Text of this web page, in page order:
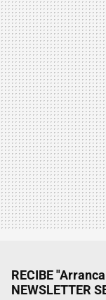
RECIBE
NEWSLETTER